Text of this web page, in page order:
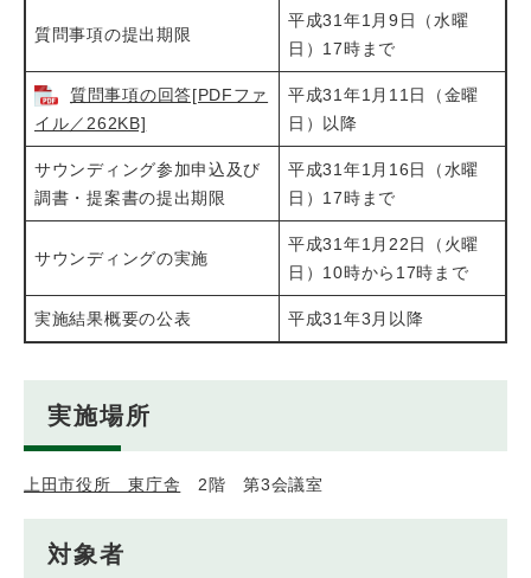
質問事項の提出期限
平成31年1月9日（水曜
日）17時まで
質問事項の回答[PDFファ
イル／262KB]
平成31年1月11日（金曜
日）以降
サウンディング参加申込及び
調書・提案書の提出期限
平成31年1月16日（水曜
日）17時まで
サウンディングの実施
平成31年1月22日（火曜
日）10時から17時まで
実施結果概要の公表 平成31年3月以降
実施場所
上田市役所 東庁舎 2階 第3会議室
対象者